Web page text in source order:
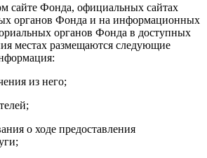
сайте Фонда, официальных сайтах
органов Фонда и на информационных
органов Фонда в доступных
местах размещаются следующие
из него;
о ходе предоставления